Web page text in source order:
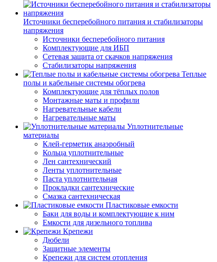
Источники бесперебойного питания и стабилизаторы
напряжения
Источники бесперебойного питания
Комплектующие для ИБП
Сетевая защита от скачков напряжения
Стабилизаторы напряжения
Теплые
полы и кабельные системы обогрева
Комплектующие для тёплых полов
Монтажные маты и профили
Нагревательные кабели
Нагревательные маты
Уплотнительные
материалы
Клей-герметик анаэробный
Кольца уплотнительные
Лен сантехнический
Ленты уплотнительные
Паста уплотнительная
Прокладки сантехнические
Смазка сантехническая
Пластиковые емкости
Баки для воды и комплектующие к ним
Емкости для дизельного топлива
Крепежи
Дюбели
Защитные элементы
Крепежи для систем отопления